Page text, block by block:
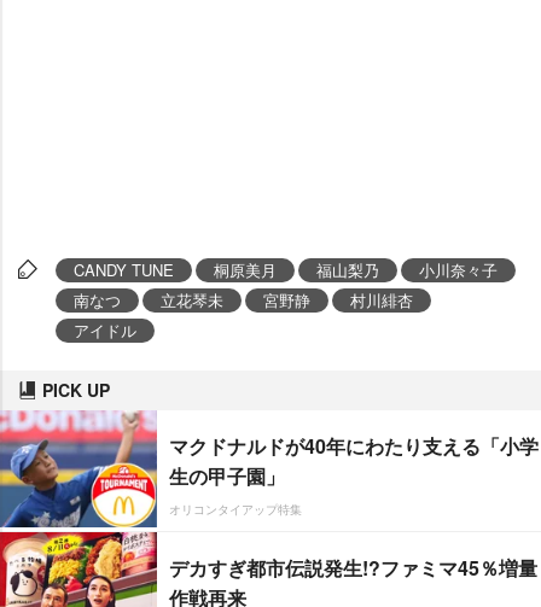
CANDY TUNE 桐原美月 福山梨乃
小川奈々子
南なつ
立花琴未 宮野静
村川緋杏
アイドル
PICK UP
マクドナルドが40年にわたり支える「小学
生の甲子園」
オリコンタイアップ特集
デカすぎ都市伝説発生!?ファミマ45％増量
作戦再来